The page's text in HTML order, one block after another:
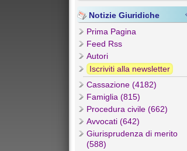
Notizie Giuridiche
Prima Pagina
Feed Rss
Autori
Iscriviti alla newsletter
Cassazione (4182)
Famiglia (815)
Procedura civile (662)
Avvocati (642)
Giurisprudenza di merito
(588)